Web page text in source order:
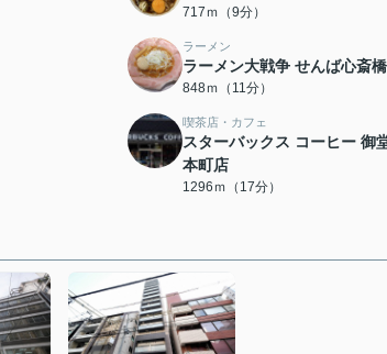
717ｍ（9分）
ラーメン
ラーメン大戦争 せんば心斎
848ｍ（11分）
喫茶店・カフェ
スターバックス コーヒー 御
本町店
1296ｍ（17分）